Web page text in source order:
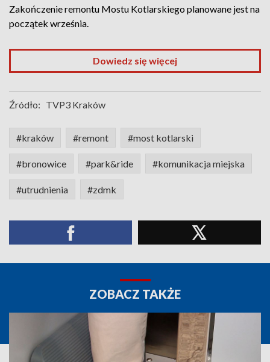
Zakończenie remontu Mostu Kotlarskiego planowane jest na
początek września.
Dowiedz się więcej
Źródło: TVP3 Kraków
#kraków #remont #most kotlarski
#bronowice #park&ride #komunikacja miejska
#utrudnienia #zdmk
ZOBACZ TAKŻE